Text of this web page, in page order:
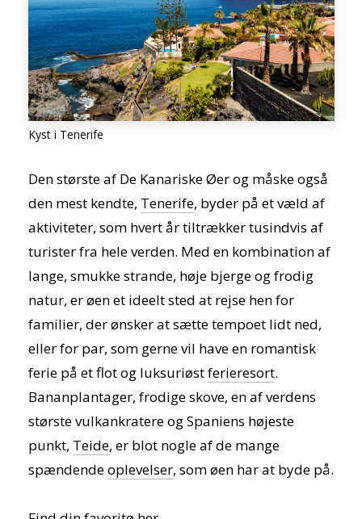
Kyst i Tenerife
Den største af De Kanariske Øer og måske også
den mest kendte, Tenerife, byder på et væld af
aktiviteter, som hvert år tiltrækker tusindvis af
turister fra hele verden. Med en kombination af
lange, smukke strande, høje bjerge og frodig
natur, er øen et ideelt sted at rejse hen for
familier, der ønsker at sætte tempoet lidt ned,
eller for par, som gerne vil have en romantisk
ferie på et flot og luksuriøstferieresort.
Bananplantager, frodige skove, en af verdens
største vulkankratere og Spaniens højeste
punkt, Teide, er blot nogle af de mange
spændendeoplevelser, som øen har at byde på.